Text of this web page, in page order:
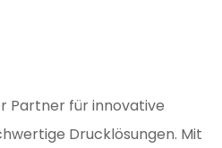
Partner für innovative
Drucklösungen. Mit